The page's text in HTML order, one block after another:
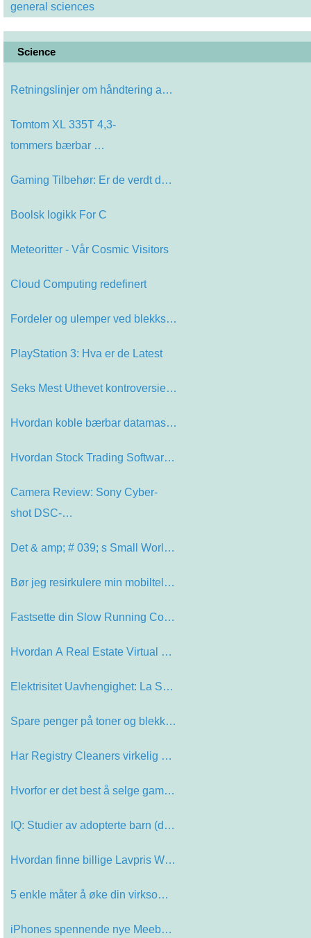
general sciences
Science
Retningslinjer om håndtering av Fo…
Tomtom XL 335T 4,3-
tommers bærbar …
Gaming Tilbehør: Er de verdt det?
Boolsk logikk For C
Meteoritter - Vår Cosmic Visitors
Cloud Computing redefinert
Fordeler og ulemper ved blekkskrive…
PlayStation 3: Hva er de Latest
Seks Mest Uthevet kontroversielle s…
Hvordan koble bærbar datamaskin ti…
Hvordan Stock Trading Software kan …
Camera Review: Sony Cyber-
shot DSC-…
Det & amp; # 039; s Small World Aft…
Bør jeg resirkulere min mobiltelef…
Fastsette din Slow Running Computer…
Hvordan A Real Estate Virtual Assis…
Elektrisitet Uavhengighet: La Solar…
Spare penger på toner og blekkpatr…
Har Registry Cleaners virkelig hjel…
Hvorfor er det best å selge gamle …
IQ: Studier av adopterte barn (del …
Hvordan finne billige Lavpris Web H…
5 enkle måter å øke din virksomh…
iPhones spennende nye Meebo app.